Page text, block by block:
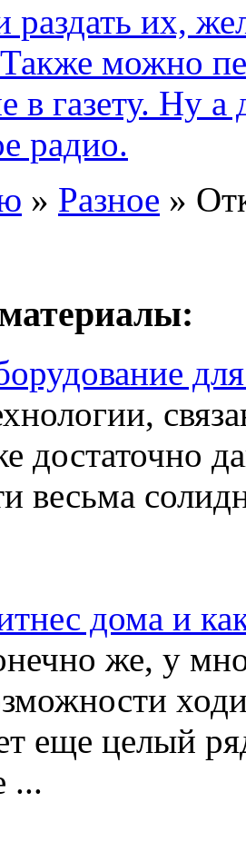
раздать их,
можно
в газету. Ну
радио.
» Разное »
достаточно
весьма
дома и
же, у
еще целый
...